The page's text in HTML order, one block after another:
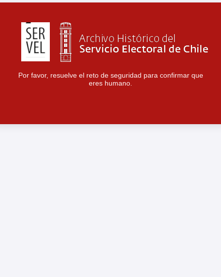
Por favor, resuelve el reto de seguridad para confirmar que
eres humano.